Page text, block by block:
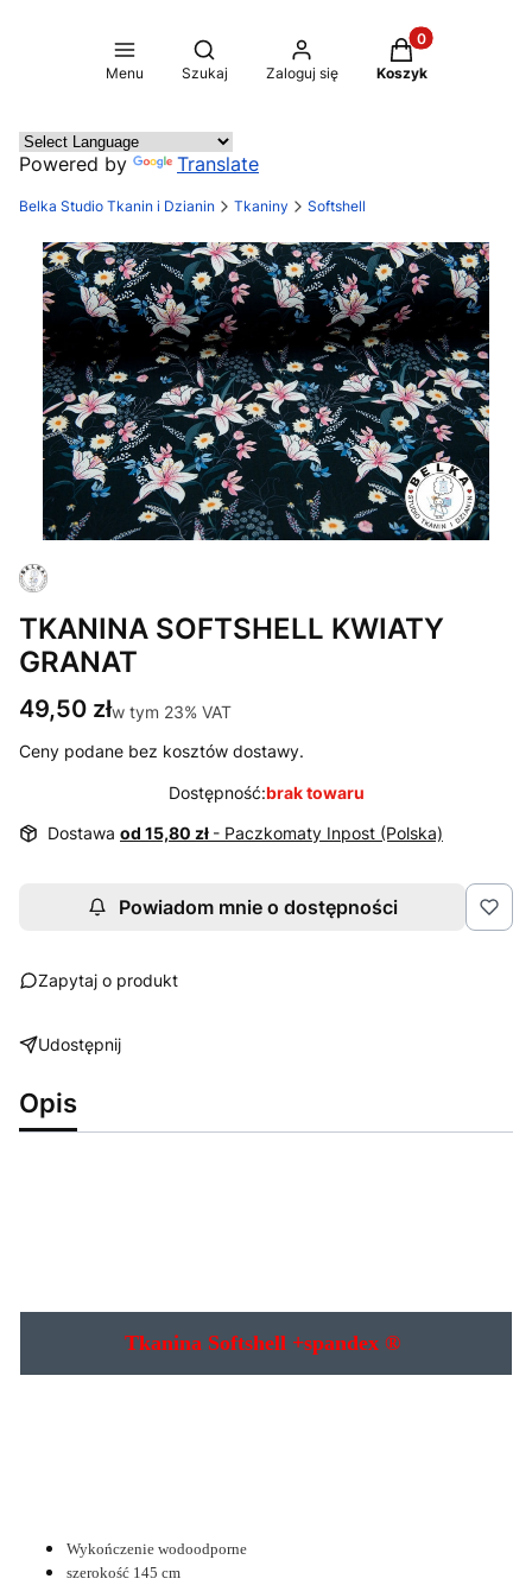
Menu
Otwórz wyszukiwarkę
Szukaj Zaloguj się
Produkty w
Koszyk
Powered by Translate
Belka Studio Tkanin i Dzianin Tkaniny Softshell
TKANINA SOFTSHELL KWIATY
GRANAT
Cena
49,50 złw tym 23% VAT
w tym 23% VAT
Ceny podane bez kosztów dostawy.
Dostępność:brak towaru
Dostawa od 15,80 zł - Paczkomaty Inpost (Polska)
Powiadom mnie o dostępności
Zapytaj o produkt
Udostępnij
Opis
Tkanina Softshell +spandex ®
Wykończenie wodoodporne
szerokość 145 cm